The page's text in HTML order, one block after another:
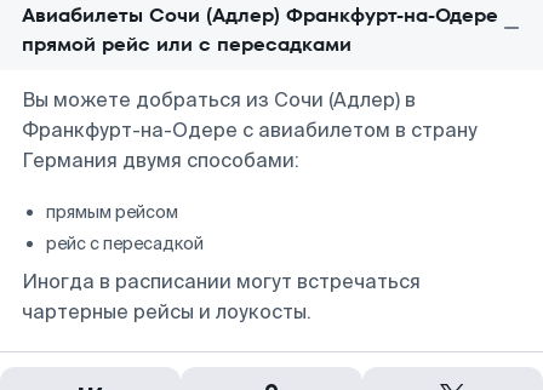
Авиабилеты Сочи (Адлер) Франкфурт-на-Одере
прямой рейс или с пересадками
Вы можете добраться из Сочи (Адлер) в
Франкфурт-на-Одере с авиабилетом в страну
Германия двумя способами:
прямым рейсом
рейс с пересадкой
Иногда в расписании могут встречаться
чартерные рейсы и лоукосты.